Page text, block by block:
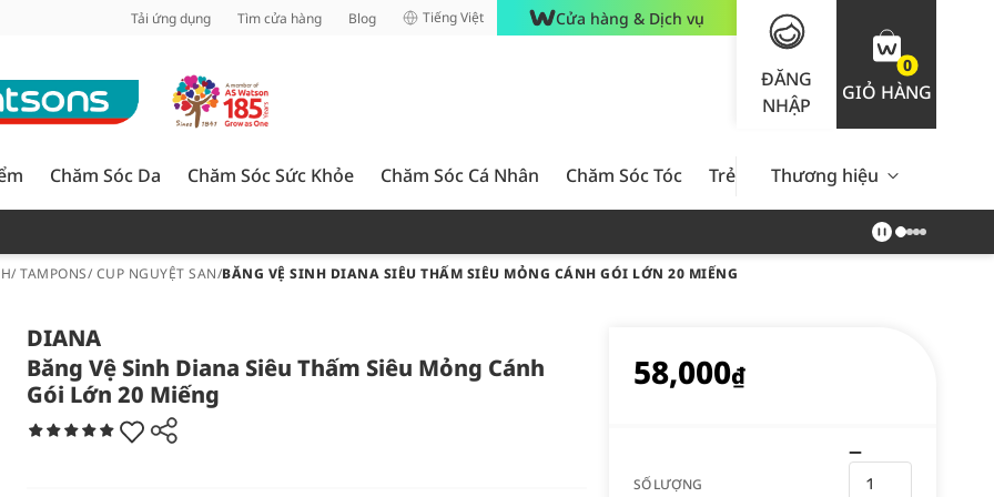
Tải ứng dụng Tìm cửa hàng Blog Tiếng Việt Cửa hàng & Dịch vụ
ĐĂNG
NHẬP
0
GIỎ HÀNG
Chăm Sóc Da Chăm Sóc Sức Khỏe Chăm Sóc Cá Nhân Chăm Sóc Tóc Trẻ Em Nam Giới Chăm Sóc
Thương hiệu
TAMPONS/ CUP NGUYỆT SAN/BĂNG VỆ SINH DIANA SIÊU THẤM SIÊU MỎNG CÁNH GÓI LỚN 20 MIẾNG
DIANA
Băng Vệ Sinh Diana Siêu Thấm Siêu Mỏng Cánh
Gói Lớn 20 Miếng
58,000₫
SỐ LƯỢNG